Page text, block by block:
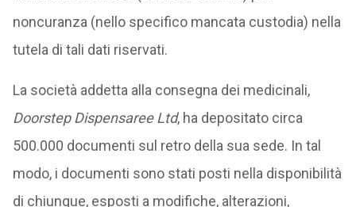
noncuranza (nello specifico mancata custodia) nella
tutela di tali dati riservati.
La società addetta alla consegna dei medicinali,
Doorstep Dispensaree Ltd, ha depositato circa
500.000 documenti sul retro della sua sede. In tal
modo, i documenti sono stati posti nella disponibilità
di chiunque, esposti a modifiche, alterazioni,